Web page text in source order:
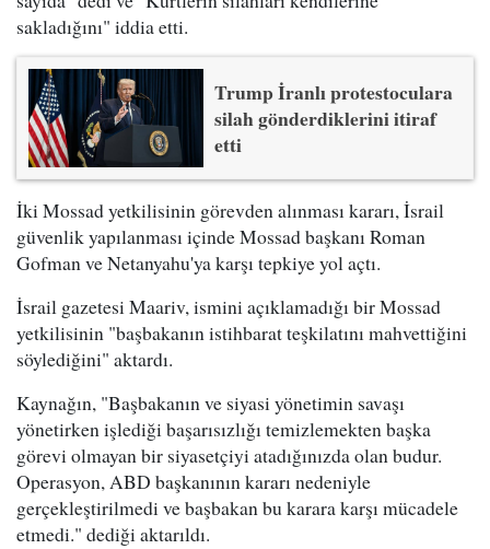
sakladığını" iddia etti.
Trump İranlı protestoculara
silah gönderdiklerini itiraf
etti
İki Mossad yetkilisinin görevden alınması kararı, İsrail
güvenlik yapılanması içinde Mossad başkanı Roman
Gofman ve Netanyahu'ya karşı tepkiye yol açtı.
İsrail gazetesi Maariv, ismini açıklamadığı bir Mossad
yetkilisinin "başbakanın istihbarat teşkilatını mahvettiğini
söylediğini" aktardı.
Kaynağın, "Başbakanın ve siyasi yönetimin savaşı
yönetirken işlediği başarısızlığı temizlemekten başka
görevi olmayan bir siyasetçiyi atadığınızda olan budur.
Operasyon, ABD başkanının kararı nedeniyle
gerçekleştirilmedi ve başbakan bu karara karşı mücadele
etmedi." dediği aktarıldı.